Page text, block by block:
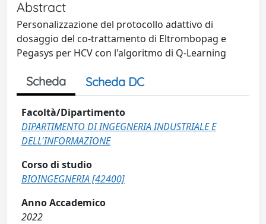
Abstract
Personalizzazione del protocollo adattivo di
dosaggio del co-trattamento di Eltrombopag e
Pegasys per HCV con l'algoritmo di Q-Learning
Scheda Scheda DC
Facoltà/Dipartimento
DIPARTIMENTO DI INGEGNERIA INDUSTRIALE E
DELL'INFORMAZIONE
Corso di studio
BIOINGEGNERIA [42400]
Anno Accademico
2022